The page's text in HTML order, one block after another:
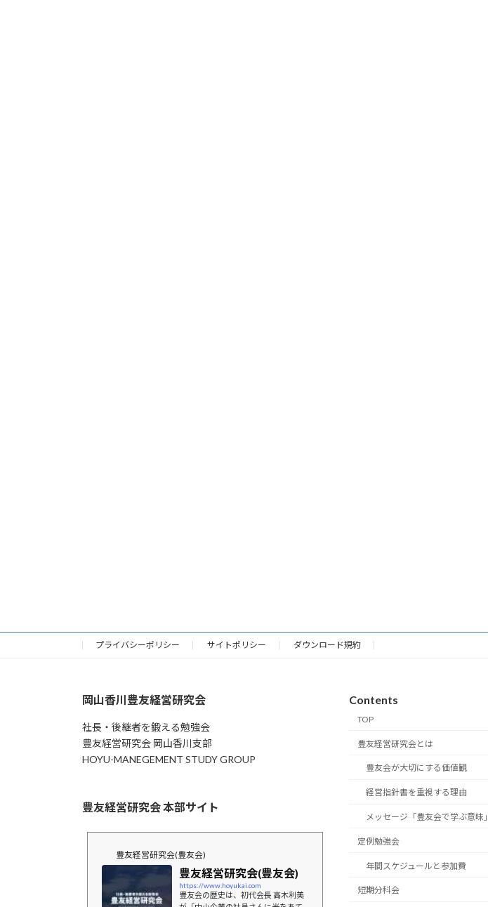
プライバシーポリシー サイトポリシー ダウンロード規約
岡山香川豊友経営研究会
社長・後継者を鍛える勉強会
豊友経営研究会 岡山香川支部
HOYU-MANEGEMENT STUDY GROUP
豊友経営研究会 本部サイト
豊友経営研究会(豊友会)
豊友経営研究会(豊友会)
https://www.hoyukai.com
豊友会の歴史は、初代会長 高木利美
Contents
TOP
豊友経営研究会とは
豊友会が大切にする価値観
経営指針書を重視する理由
メッセージ「豊友会で学ぶ意味」
定例勉強会
年間スケジュールと参加費
短期分科会